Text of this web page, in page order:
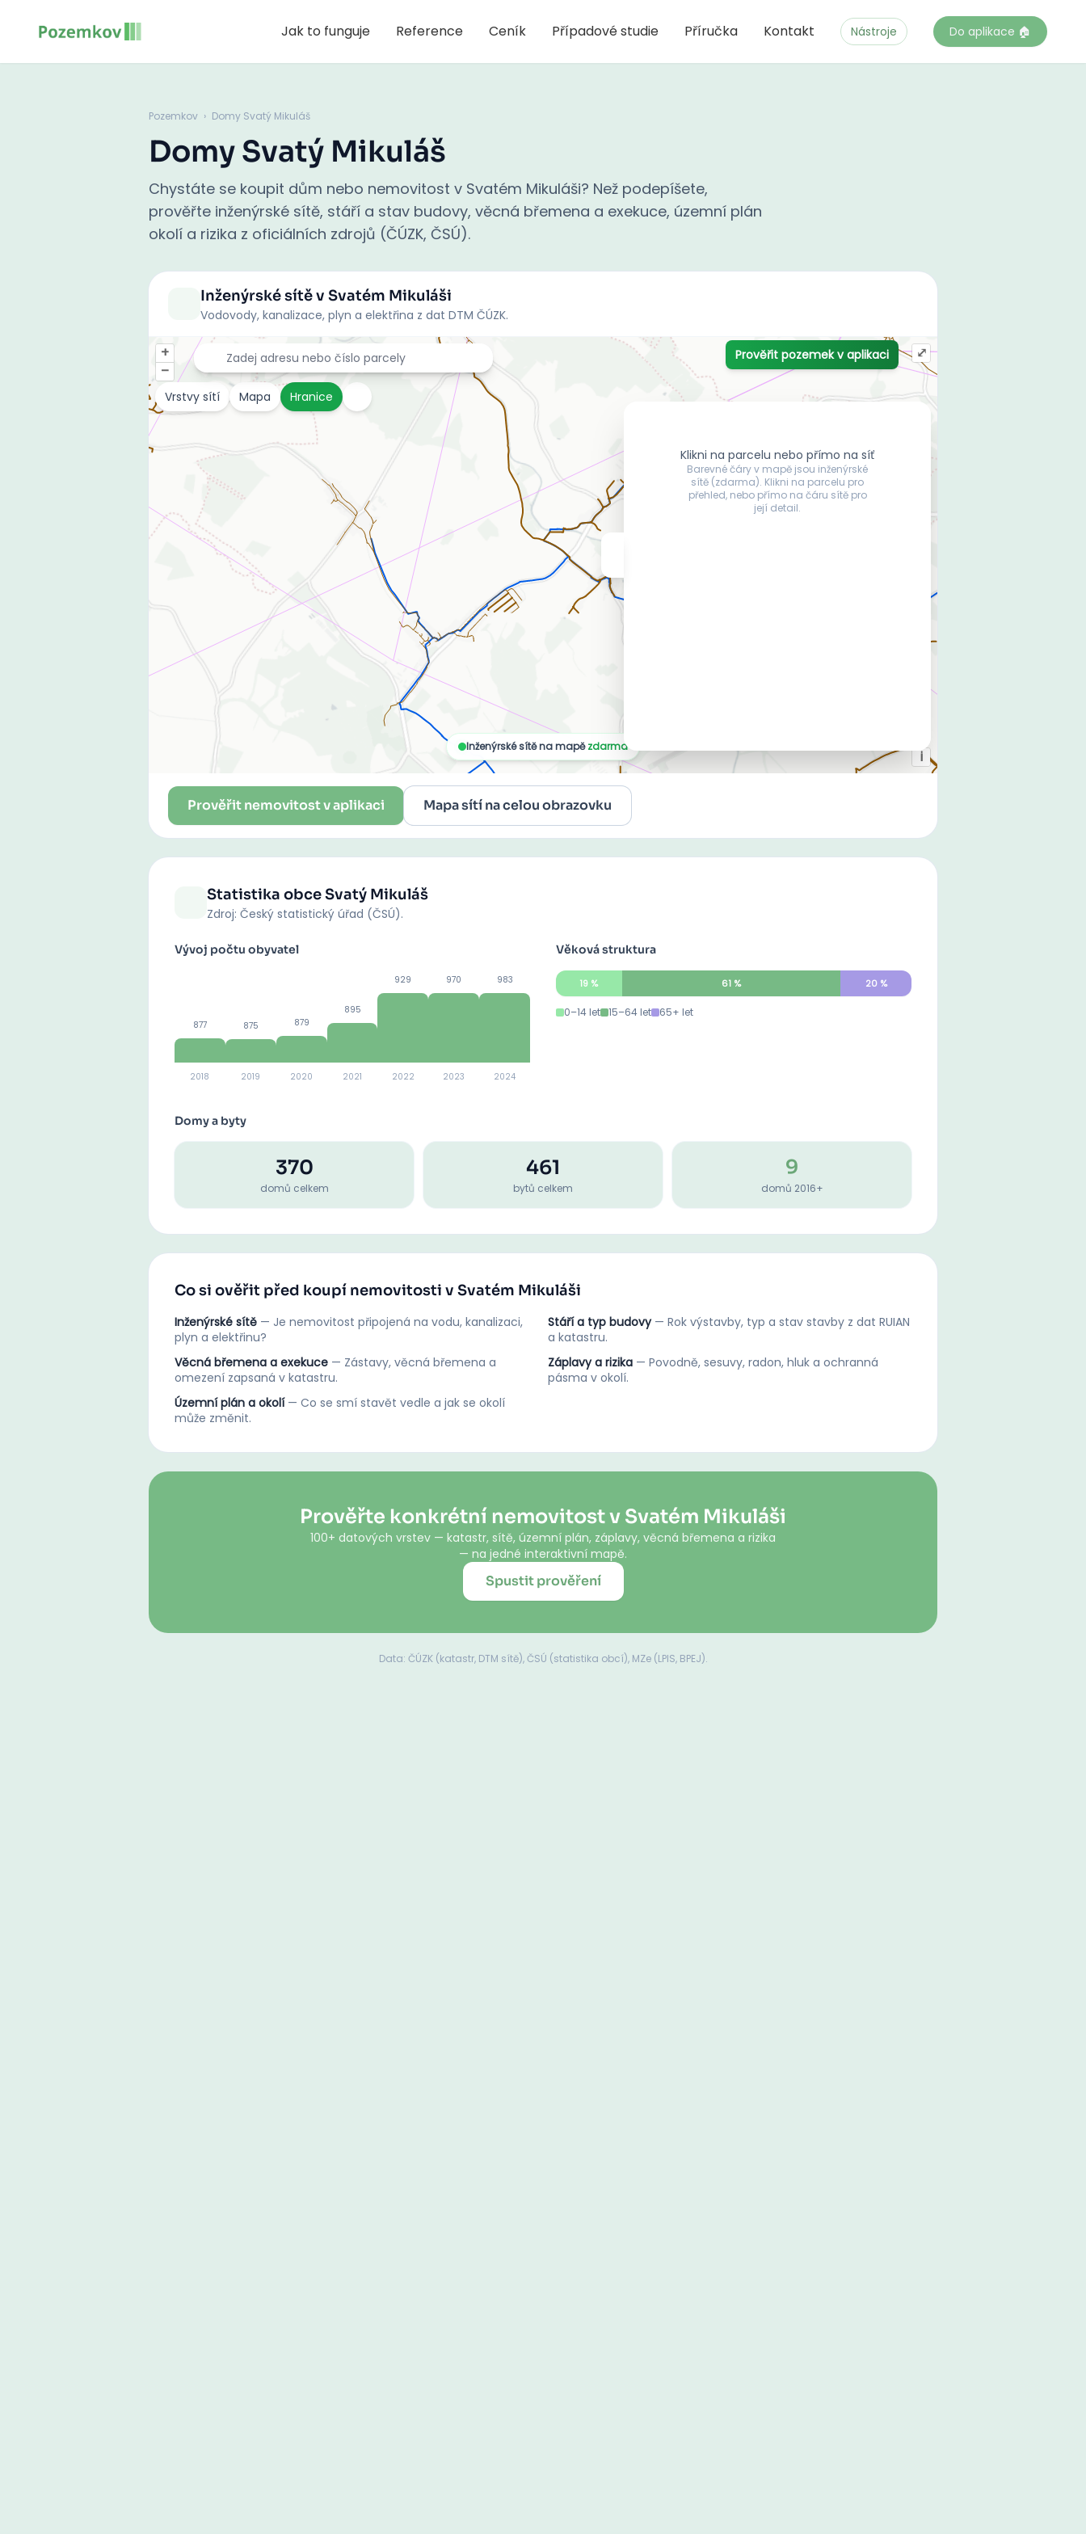
Jak to funguje Reference Ceník Případové studie Příručka Kontakt Nástroje Do aplikace 🏠
Pozemkov › Domy Svatý Mikuláš
Domy Svatý Mikuláš
Chystáte se koupit dům nebo nemovitost v Svatém Mikuláši? Než podepíšete,
prověřte inženýrské sítě, stáří a stav budovy, věcná břemena a exekuce, územní plán
okolí a rizika z oficiálních zdrojů (ČÚZK, ČSÚ).
Inženýrské sítěv Svatém Mikuláši
Vodovody, kanalizace, plyn a elektřina z dat DTM ČÚZK.
Prověřit nemovitost v aplikaci Mapa sítí na celou obrazovku
Statistika obceSvatý Mikuláš
Zdroj: Český statistický úřad (ČSÚ).
Vývoj počtu obyvatel
877
2018
875
2019
879
2020
895
2021
929
2022
970
2023
983
2024
Věková struktura
19 % 61 % 20%
0–14 let 15–64 let 65+ let
Domy a byty
370
domů celkem
461
bytů celkem
9
domů 2016+
Co si ověřit před koupí nemovitosti v Svatém Mikuláši
Inženýrské sítě — Je nemovitost připojená na vodu, kanalizaci,
plyn a elektřinu?
Stáří a typ budovy — Rok výstavby, typ a stav stavby z dat RUIAN
a katastru.
Věcná břemena a exekuce — Zástavy, věcná břemena a
omezení zapsaná v katastru.
Záplavy a rizika — Povodně, sesuvy, radon, hluk a ochranná
pásma v okolí.
Územní plán a okolí — Co se smí stavět vedle a jak se okolí
může změnit.
Prověřte konkrétní nemovitost v Svatém Mikuláši
100+ datových vrstev — katastr, sítě, územní plán, záplavy, věcná břemena a rizika
— na jedné interaktivní mapě.
Spustit prověření
Data: ČÚZK (katastr, DTM sítě), ČSÚ (statistika obcí), MZe (LPIS, BPEJ).